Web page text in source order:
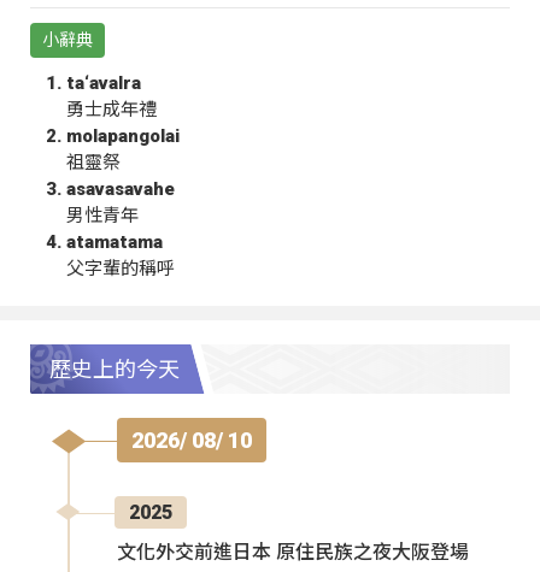
小辭典
ta‘avalra
勇士成年禮
molapangolai
祖靈祭
asavasavahe
男性青年
atamatama
父字輩的稱呼
歷史上的今天
2026/ 08/ 10
2025
文化外交前進日本 原住民族之夜大阪登場